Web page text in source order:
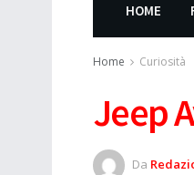
HOME
Home Curiosità
Jeep
Da